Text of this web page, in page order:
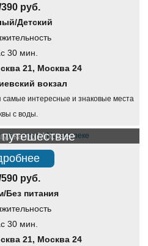
руб.
Детский
30 мин.
21, Москва 24
вокзал
самые интересные и знаковые места
с воды.
по Москве
руб.
Без питания
30 мин.
21, Москва 24